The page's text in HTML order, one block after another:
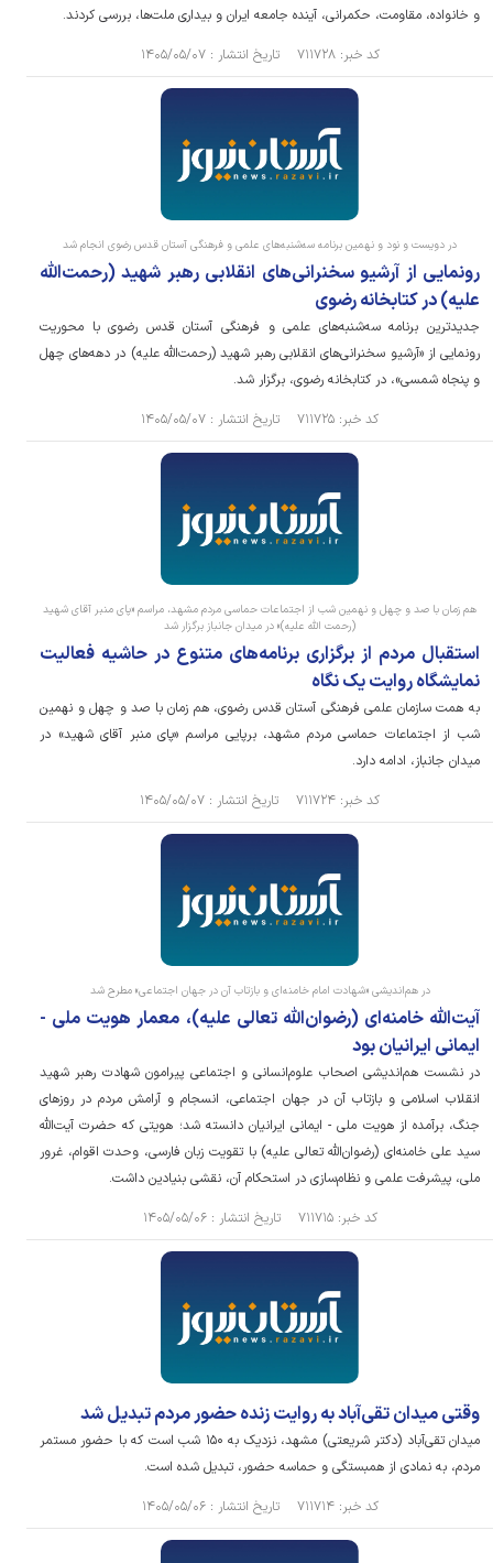
و خانواده، مقاومت، حکمرانی، آینده جامعه ایران و بیداری ملت‌ها، بررسی کردند.
کد خبر: ۷۱۱۷۲۸ تاریخ انتشار : ۱۴۰۵/۰۵/۰۷
در دویست و نود و نهمین برنامه سه‌شنبه‌های علمی و فرهنگی آستان قدس رضوی انجام شد
رونمایی از آرشیو سخنرانی‌های انقلابی رهبر شهید (رحمت‌الله
علیه) در کتابخانه رضوی
جدیدترین برنامه سه‌شنبه‌های علمی و فرهنگی آستان قدس رضوی با محوریت
رونمایی از «آرشیو سخنرانی‌های انقلابی رهبر شهید (رحمت‌الله علیه) در دهه‌های چهل
و پنجاه شمسی»، در کتابخانه رضوی، برگزار شد.
کد خبر: ۷۱۱۷۲۵ تاریخ انتشار : ۱۴۰۵/۰۵/۰۷
هم زمان با صد و چهل و نهمین شب از اجتماعات حماسی مردم مشهد، مراسم «پای منبر آقای شهید
(رحمت الله علیه)» در میدان جانباز برگزار شد
استقبال مردم از برگزاری برنامه‌های متنوع در حاشیه فعالیت
نمایشگاه روایت یک نگاه
به همت سازمان علمی فرهنگی آستان قدس رضوی، هم زمان با صد و چهل و نهمین
شب از اجتماعات حماسی مردم مشهد، برپایی مراسم «پای منبر آقای شهید» در
میدان جانباز، ادامه دارد.
کد خبر: ۷۱۱۷۲۴ تاریخ انتشار : ۱۴۰۵/۰۵/۰۷
در هم‌اندیشی «شهادت امام خامنه‌ای و بازتاب آن در جهان اجتماعی» مطرح شد
آیت‌الله خامنه‌ای (رضوان‌الله تعالی علیه)، معمار هویت ملی -
ایمانی ایرانیان بود
در نشست هم‌اندیشی اصحاب علوم‌انسانی و اجتماعی پیرامون شهادت رهبر شهید
انقلاب اسلامی و بازتاب آن در جهان اجتماعی، انسجام و آرامش مردم در روز‌های
جنگ، برآمده از هویت ملی - ایمانی ایرانیان دانسته شد؛ هویتی که حضرت آیت‌الله
سید علی خامنه‌ای (رضوان‌الله تعالی علیه) با تقویت زبان فارسی، وحدت اقوام، غرور
ملی، پیشرفت علمی و نظام‌سازی در استحکام آن، نقشی بنیادین داشت.
کد خبر: ۷۱۱۷۱۵ تاریخ انتشار : ۱۴۰۵/۰۵/۰۶
وقتی میدان تقی‌آباد به روایت زنده حضور مردم تبدیل شد
میدان تقی‌آباد (دکتر شریعتی) مشهد، نزدیک به ۱۵۰ شب است که با حضور مستمر
مردم، به نمادی از همبستگی و حماسه حضور، تبدیل شده است.
کد خبر: ۷۱۱۷۱۴ تاریخ انتشار : ۱۴۰۵/۰۵/۰۶